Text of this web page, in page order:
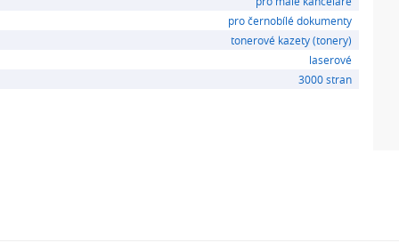
pro černobílé dokumenty
tonerové kazety (tonery)
laserové
3000 stran